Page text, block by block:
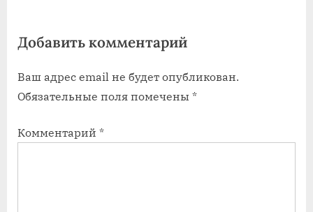
:
Добавить комментарий
Ваш адрес email не будет опубликован.
Обязательные поля помечены *
Комментарий *